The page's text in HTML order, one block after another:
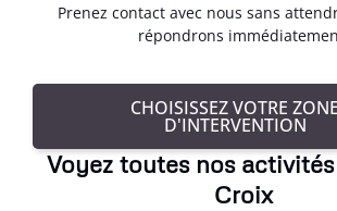
Prenez contact avec nous sans
répondrons
CHOISISSEZ VOTRE ZONE
D'INTERVENTION
Voyez toutes nos
Croix